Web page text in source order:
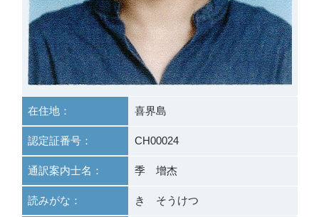
在住地： 喜界島
認定証番号： CH00024
通訳案内士名： 季 增杰
読みがな： き そうけつ